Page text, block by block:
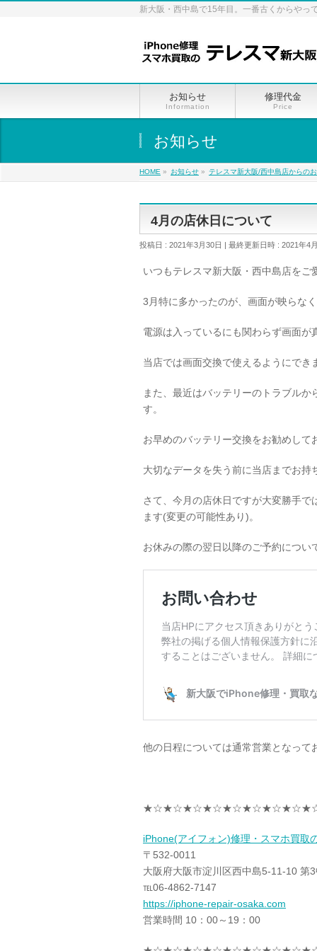
新大阪・西中島で15年目。一番古くからやっ
お知らせ
Information
修理代金
Price
お知らせ
HOME » お知らせ » テレスマ新大阪/西中島店からの
4月の店休日について
投稿日 : 2021年3月30日 最終更新日時 : 2021年4
いつもテレスマ新大阪・西中島店をご
3月特に多かったのが、画面が映らなく
電源は入っているにも関わらず画面が
当店では画面交換で使えるようにでき
また、最近はバッテリーのトラブル
す。
お早めのバッテリー交換をお勧めして
大切なデータを失う前に当店までお持
さて、今月の店休日ですが大変勝手
ます(変更の可能性あり)。
お休みの際の翌日以降のご予約につい
他の日程については通常営業となって
iPhone(アイフォン)修理・スマホ買取
〒532-0011
大阪府大阪市淀川区西中島5-11-10 第
℡06-4862-7147
https://iphone-repair-osaka.com
営業時間 10：00～19：00